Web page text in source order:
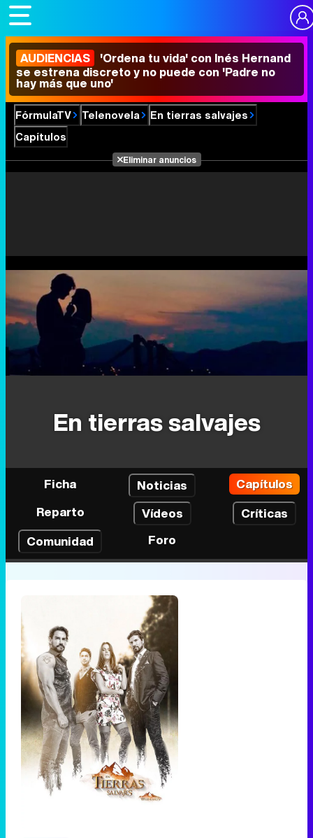
AUDIENCIAS 'Ordena tu vida' con Inés Hernand
se estrena discreto y no puede con 'Padre no
hay más que uno'
FórmulaTV Telenovela
En tierras salvajes
Capítulos
Eliminar anuncios
En tierras salvajes
Ficha Noticias
Capítulos
Reparto
Vídeos
Críticas
Comunidad
Foro